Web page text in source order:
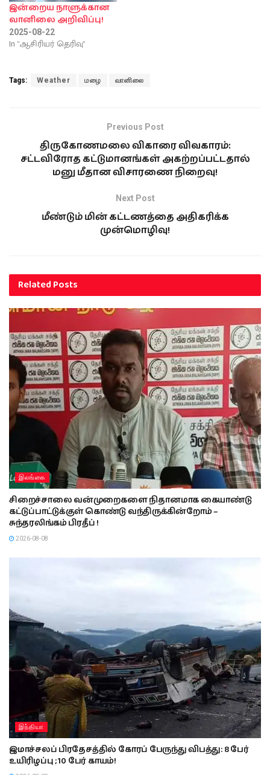
இன்றைய நாளுக்கான
வானிலை அறிவிப்பு!
2025-08-22
In "ஆசிரியர் தெரிவு"
Tags: Weather மழை வானிலை
Previous Post
திருகோணமலை விகாரை விவகாரம்:
சட்டவிரோத கட்டுமானங்கள் அகற்றப்பட்டதால்
மனு மீதான விசாரணை நிறைவு!
Next Post
மீண்டும் மின் கட்டணத்தை அதிகரிக்க
முன்மொழிவு!
RelatedPosts
இலங்கை
சிறைச்சாலை வன்முறைகளை நிதானமாக கையாண்டு
கட்டுப்பாட்டுக்குள் கொண்டு வந்திருக்கின்றோம் –
சுந்தரலிங்கம் பிரதீப் !
2026-08-08
இந்தியா
இமாச்சலப் பிரதேசத்தில் கோரப் பேருந்து விபத்து: 8 பேர்
உயிரிழப்பு ; 10 பேர் காயம்!